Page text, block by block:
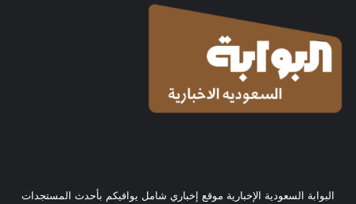
البوابة السعودية الإخبارية موقع إخباري شامل يوافيكم بأحدث المستجدات